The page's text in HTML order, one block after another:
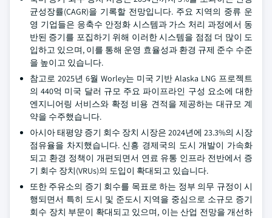
균성장률(CAGR)을 기록할 전망입니다. 주요 지역의 중류 운
영 기업들은 응축수 안정화 시스템과 가스 처리 과정에서 동
반된 증기를 포집하기 위해 이러한 시스템을 점점 더 많이 도
입하고 있으며, 이를 통해 운영 효율성과 환경 규제 준수 수준
을 높이고 있습니다.
참고로 2025년 6월 Worley는 미국 기반 Alaska LNG 프로젝트
의 440억 미국 달러 규모 주요 파이프라인 구성 요소에 대한
엔지니어링 서비스와 확정 비용 견적을 제공하는 대규모 계
약을 수주했습니다.
아시아 태평양 증기 회수 장치 시장은 2024년에 23.3%의 시장
점유율을 차지했습니다. 신흥 경제국의 도시 개발이 가속화
되고 환경 정책이 개편되면서 연료 유통 인프라 전반에서 증
기 회수 장치(VRUs)의 도입이 확대되고 있습니다.
또한 주유소의 증기 회수를 목표로 하는 정부 의무 규정이 시
행되면서 특히 도시 및 준도시 지역을 중심으로 소규모 증기
회수 장치 부문이 확대되고 있으며, 이는 산업 전망을 개선하